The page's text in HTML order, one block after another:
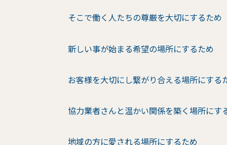
そこで働く人たちの尊厳を大切にするため
新しい事が始まる希望の場所にするため
お客様を大切にし繋がり合える場所にする
協力業者さんと温かい関係を築く場所にす
地域の方に愛される場所にするため